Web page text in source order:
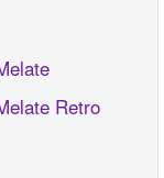
Retro